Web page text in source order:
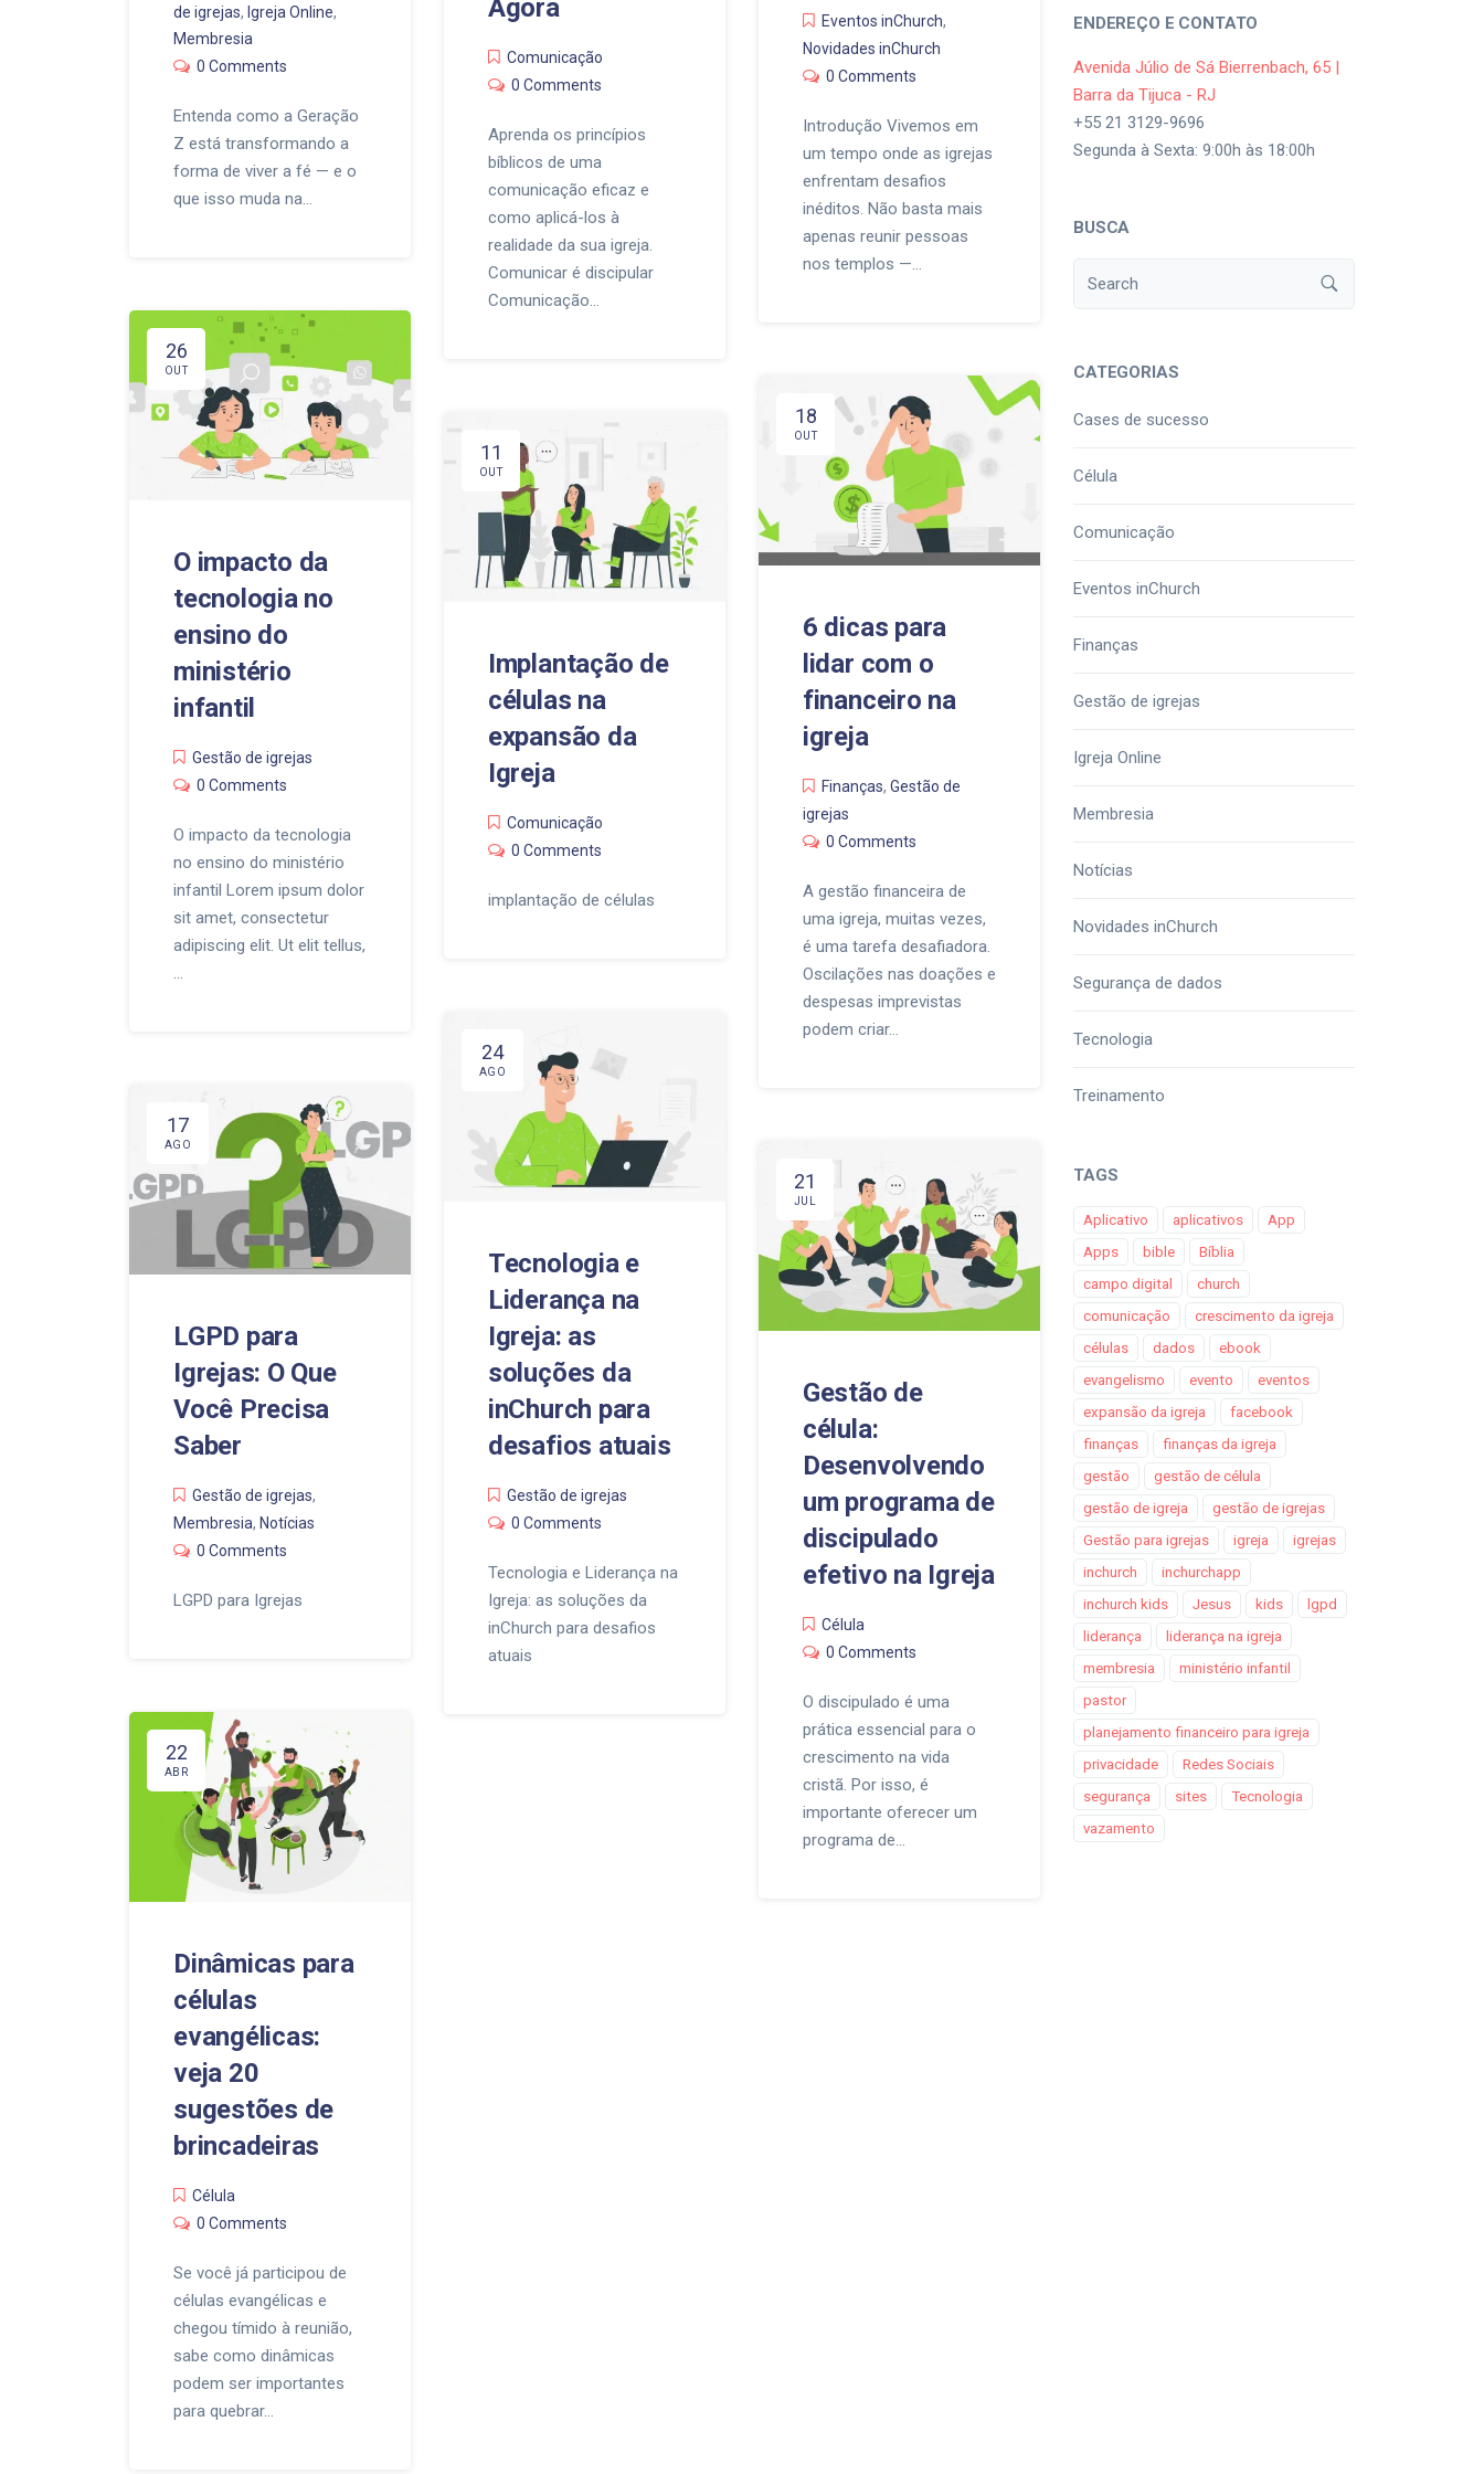
de igrejas, Igreja Online,
Membresia
0 Comments
Entenda como a Geração
Z está transformando a
forma de viver a fé — e o
que isso muda na…
Agora
Comunicação
0 Comments
Aprenda os princípios
bíblicos de uma
comunicação eficaz e
como aplicá-los à
realidade da sua igreja.
Comunicar é discipular
Comunicação…
Eventos inChurch,
Novidades inChurch
0 Comments
Introdução Vivemos em
um tempo onde as igrejas
enfrentam desafios
inéditos. Não basta mais
apenas reunir pessoas
nos templos —…
26
OUT
O impacto da
tecnologia no
ensino do
ministério
infantil
Gestão de igrejas
0 Comments
O impacto da tecnologia
no ensino do ministério
infantil Lorem ipsum dolor
sit amet, consectetur
adipiscing elit. Ut elit tellus,
…
18
OUT
6 dicas para
lidar com o
financeiro na
igreja
Finanças, Gestão de
igrejas
0 Comments
A gestão financeira de
uma igreja, muitas vezes,
é uma tarefa desafiadora.
Oscilações nas doações e
despesas imprevistas
podem criar…
11
OUT
Implantação de
células na
expansão da
Igreja
Comunicação
0 Comments
implantação de células
24
AGO
Tecnologia e
Liderança na
Igreja: as
soluções da
inChurch para
desafios atuais
Gestão de igrejas
0 Comments
Tecnologia e Liderança na
Igreja: as soluções da
inChurch para desafios
atuais
17
AGO
LGPD para
Igrejas: O Que
Você Precisa
Saber
Gestão de igrejas,
Membresia, Notícias
0 Comments
LGPD para Igrejas
21
JUL
Gestão de
célula:
Desenvolvendo
um programa de
discipulado
efetivo na Igreja
Célula
0 Comments
O discipulado é uma
prática essencial para o
crescimento na vida
cristã. Por isso, é
importante oferecer um
programa de…
22
ABR
Dinâmicas para
células
evangélicas:
veja 20
sugestões de
brincadeiras
Célula
0 Comments
Se você já participou de
células evangélicas e
chegou tímido à reunião,
sabe como dinâmicas
podem ser importantes
para quebrar…
ENDEREÇO E CONTATO
Avenida Júlio de Sá Bierrenbach, 65 |
Barra da Tijuca - RJ
+55 21 3129-9696
Segunda à Sexta: 9:00h às 18:00h
BUSCA
CATEGORIAS
Cases de sucesso
Célula
Comunicação
Eventos inChurch
Finanças
Gestão de igrejas
Igreja Online
Membresia
Notícias
Novidades inChurch
Segurança de dados
Tecnologia
Treinamento
TAGS
Aplicativo aplicativos
App
Apps
bible
Bíblia
campo digital
church
comunicação
crescimento da igreja
células
dados
ebook
evangelismo
evento
eventos
expansão da igreja
facebook
finanças
finanças da igreja
gestão
gestão de célula
gestão de igreja
gestão de igrejas
Gestão para igrejas
igreja
igrejas
inchurch
inchurchapp
inchurch kids
Jesus kids
lgpd
liderança
liderança na igreja
membresia
ministério infantil
pastor
planejamento financeiro para igreja
privacidade
Redes Sociais
segurança
sites
Tecnologia
vazamento